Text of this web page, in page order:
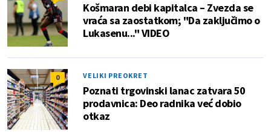
Košmaran debi kapitalca – Zvezda se
vraća sa zaostatkom; "Da zaključimo o
Lukasenu..." VIDEO
0 VELIKI PREOKRET
Poznati trgovinski lanac zatvara 50
prodavnica: Deo radnika već dobio
otkaz